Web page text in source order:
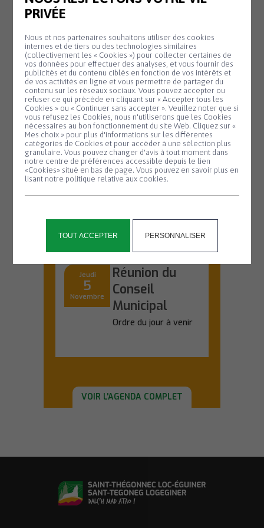
Panneau de gestion des cookies
PRIVÉE
Nous et nos partenaires souhaitons utiliser des cookies
internes et de tiers ou des technologies similaires
(collectivement les « Cookies ») pour collecter certaines de
vos données pour effectuer des analyses, et vous fournir des
publicités et du contenu ciblés en fonction de vos intérêts et
de vos activités en ligne et vous permettre de partager du
contenu sur les réseaux sociaux. Vous pouvez accepter ou
refuser ce qui précède en cliquant sur « Accepter tous les
Cookies » ou « Continuer sans accepter ». Veuillez noter que si
vous refusez les Cookies, nous n'utiliserons que les Cookies
nécessaires au bon fonctionnement du site Web. Cliquez sur «
Mes choix » pour plus d'informations sur les différentes
catégories de Cookies et pour accéder à une sélection plus
granulaire. Vous pouvez changer d'avis à tout moment dans
notre centre de préférences accessible depuis le lien
«Cookies» situé en bas de page. Vous pouvez en savoir plus en
lisant notre politique relative aux cookies.
TOUT ACCEPTER PERSONNALISER
l'univers créatif de...
En savoir plus
MAIRIE 20 H 00
Jeudi
17
Septembre
Réunion du
Conseil
Municipal
Ordre du jour à venir
En savoir plus
MAIRIE 20 H 00
Jeudi
5
Novembre
Réunion du
Conseil
Municipal
Ordre du jour à venir
VOIR L'AGENDA COMPLET